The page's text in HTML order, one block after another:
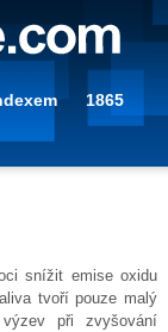
1865
snížit emise oxidu
tvoří pouze malý
při zvyšování